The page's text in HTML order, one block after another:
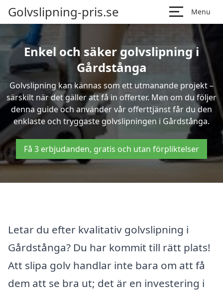
Golvslipning-pris.se Menu
Enkel och säker golvslipning i
Gårdstånga
Golvslipning kan kännas som ett utmanande projekt –
särskilt när det gäller att få in offerter. Men om du följer
denna guide och använder vår offerttjänst får du den
enklaste och tryggaste golvslipningen i Gårdstånga.
Få 3 erbjudanden, gratis och utan förpliktelser
Letar du efter kvalitativ golvslipning i
Gårdstånga? Du har kommit till rätt plats!
Att slipa golv handlar inte bara om att få
dem att se bra ut; det är en investering i